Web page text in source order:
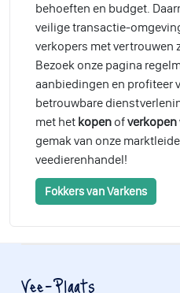
behoeften en budget.
veilige transactie-
verkopers met vertrouwen
Bezoek onze pagina
aanbiedingen en profiteer
betrouwbare
met het kopen ofverkopen
gemak van onze
veedierenhandel!
Fokkers van Varkens
Vee-Plaats